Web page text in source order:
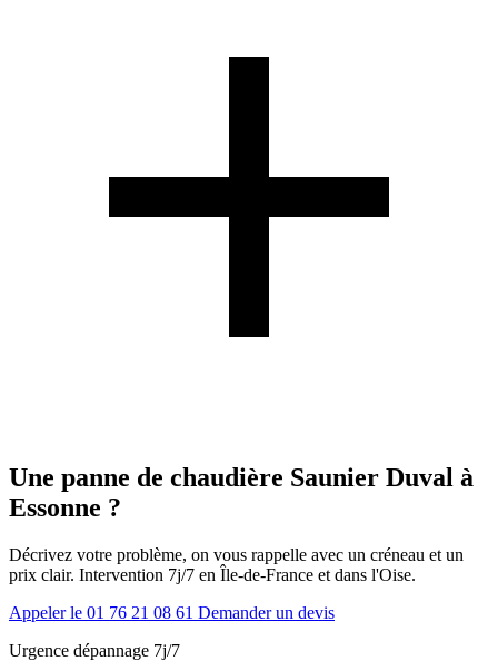
Une panne de chaudière Saunier Duval à
Essonne ?
Décrivez votre problème, on vous rappelle avec un créneau et un
prix clair. Intervention 7j/7 en Île-de-France et dans l'Oise.
Appeler le 01 76 21 08 61 Demander un devis
Urgence dépannage 7j/7